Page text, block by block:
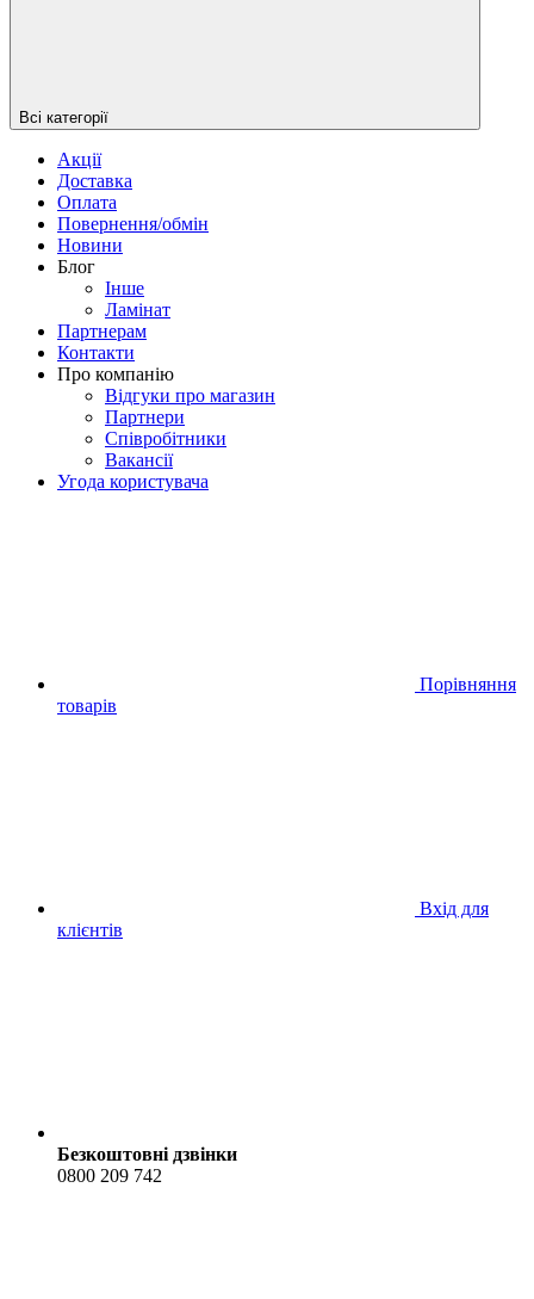
Всі категорії
Акції
Доставка
Оплата
Повернення/обмін
Новини
Блог
Iнше
Ламінат
Партнерам
Контакти
Про компанію
Відгуки про магазин
Партнери
Співробітники
Вакансії
Угода користувача
Порівняння
товарів
Вхід для
клієнтів
Безкоштовні дзвінки
0800 209 742